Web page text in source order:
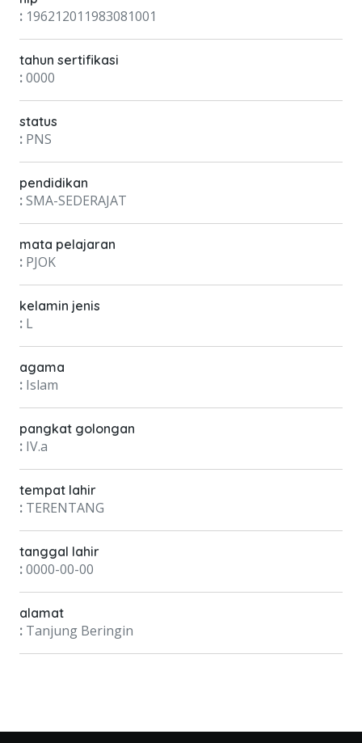
: 196212011983081001
tahun sertifikasi
:0000
status
: PNS
pendidikan
:SMA-SEDERAJAT
mata pelajaran
: PJOK
kelamin jenis
: L
agama
: Islam
pangkat golongan
: IV.a
tempat lahir
: TERENTANG
tanggal lahir
:0000-00-00
alamat
: Tanjung Beringin